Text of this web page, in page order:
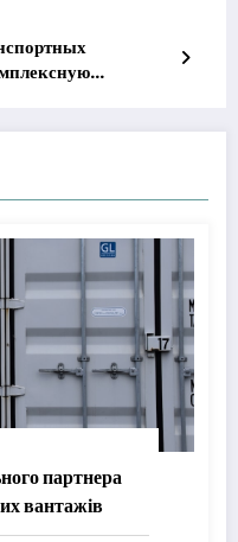
партнера
вантажів